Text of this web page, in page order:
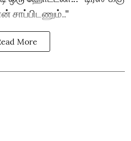
சாப்பிடணும்.."
More